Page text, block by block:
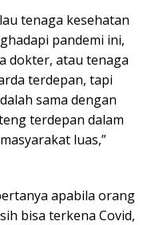
tenaga kesehatan
pandemi ini,
dokter, atau tenaga
terdepan, tapi
sama dengan
terdepan dalam
luas,”
apabila orang
bisa terkena Covid,